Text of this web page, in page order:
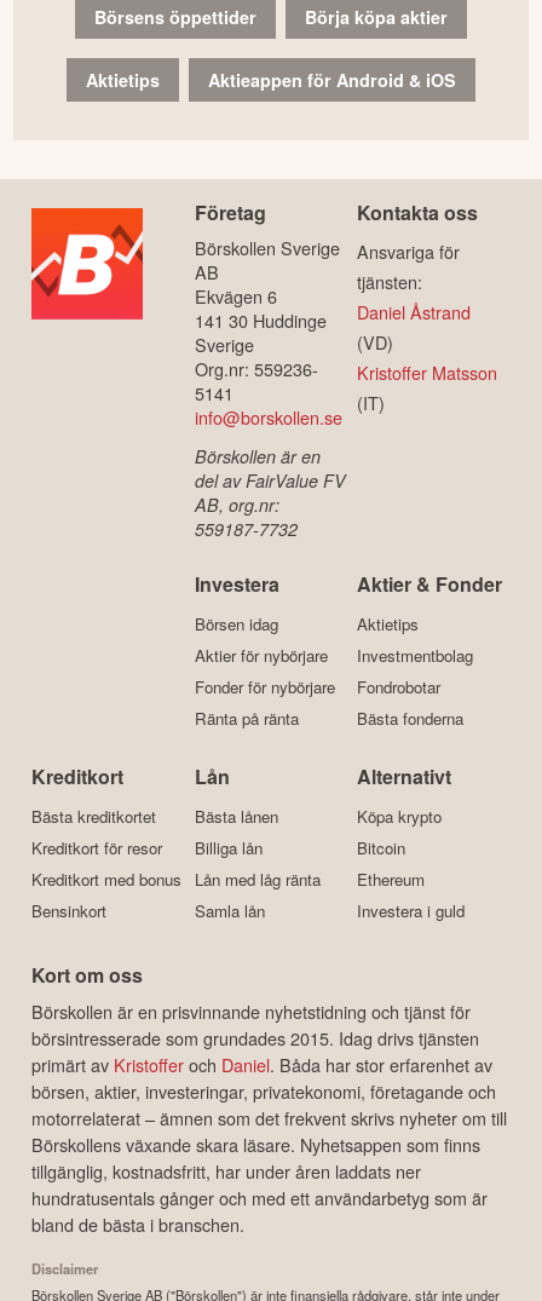
Börsens öppettider Börja köpa aktier
Aktietips Aktieappen för Android & iOS
Företag
Börskollen Sverige
AB
Ekvägen 6
141 30 Huddinge
Sverige
Org.nr: 559236-
5141
info@borskollen.se
Börskollen är en
del av FairValue FV
AB, org.nr:
559187-7732
Kontakta oss
Ansvariga för
tjänsten:
Daniel Åstrand
(VD)
Kristoffer Matsson
(IT)
Investera
Börsen idag
Aktier för nybörjare
Fonder för nybörjare
Ränta på ränta
Aktier & Fonder
Aktietips
Investmentbolag
Fondrobotar
Bästa fonderna
Kreditkort
Bästa kreditkortet
Kreditkort för resor
Kreditkort med bonus
Bensinkort
Lån
Bästa lånen
Billiga lån
Lån med låg ränta
Samla lån
Alternativt
Köpa krypto
Bitcoin
Ethereum
Investera i guld
Kort om oss
Börskollen är en prisvinnande nyhetstidning och tjänst för
börsintresserade som grundades 2015. Idag drivs tjänsten
primärt av Kristofferoch Daniel. Båda har stor erfarenhet av
börsen, aktier, investeringar, privatekonomi, företagande och
motorrelaterat – ämnen som det frekvent skrivs nyheter om till
Börskollens växande skara läsare. Nyhetsappen som finns
tillgänglig, kostnadsfritt, har under åren laddats ner
hundratusentals gånger och med ett användarbetyg som är
bland de bästa i branschen.
Disclaimer
Börskollen Sverige AB ("Börskollen") är inte finansiella rådgivare, står inte under